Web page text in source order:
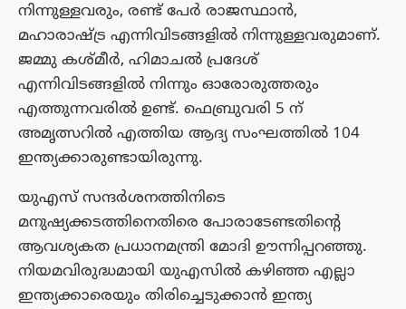
നിന്നുള്ളവരും, രണ്ട് പേർ രാജസ്ഥാൻ,
മഹാരാഷ്ട്ര എന്നിവിടങ്ങളിൽ നിന്നുള്ളവരുമാണ്.
ജമ്മു കശ്മീർ, ഹിമാചൽ പ്രദേശ്
എന്നിവിടങ്ങളിൽ നിന്നും ഓരോരുത്തരും
എത്തുന്നവരിൽ ഉണ്ട്. ഫെബ്രുവരി 5 ന്
അമൃത്സറിൽ എത്തിയ ആദ്യ സംഘത്തിൽ 104
ഇന്ത്യക്കാരുണ്ടായിരുന്നു.
യുഎസ് സന്ദർശനത്തിനിടെ
മനുഷ്യക്കടത്തിനെതിരെ പോരാടേണ്ടതിന്റെ
ആവശ്യകത പ്രധാനമന്ത്രി മോദി ഊന്നിപ്പറഞ്ഞു.
നിയമവിരുദ്ധമായി യുഎസിൽ കഴിഞ്ഞ എല്ലാ
ഇന്ത്യക്കാരെയും തിരിച്ചെടുക്കാൻ ഇന്ത്യ